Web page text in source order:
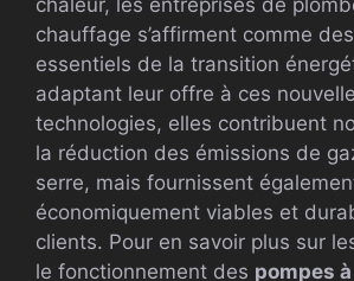
chauffage s’affirment comme
essentiels de la transition
adaptant leur offre à ces
technologies, elles contribuent
la réduction des émissions de
serre, mais fournissent
économiquement viables et
clients. Pour en savoir plus sur
le fonctionnement des pompes